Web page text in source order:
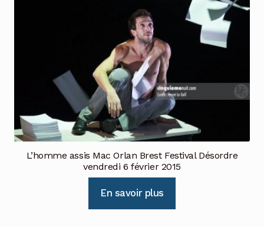
L’homme assis Mac Orlan Brest Festival Désordre
vendredi 6 février 2015
En savoir plus